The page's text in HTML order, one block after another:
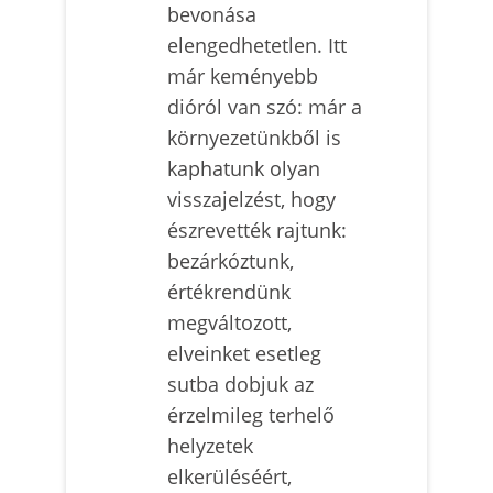
bevonása
elengedhetetlen. Itt
már keményebb
dióról van szó: már a
környezetünkből is
kaphatunk olyan
visszajelzést, hogy
észrevették rajtunk:
bezárkóztunk,
értékrendünk
megváltozott,
elveinket esetleg
sutba dobjuk az
érzelmileg terhelő
helyzetek
elkerüléséért,